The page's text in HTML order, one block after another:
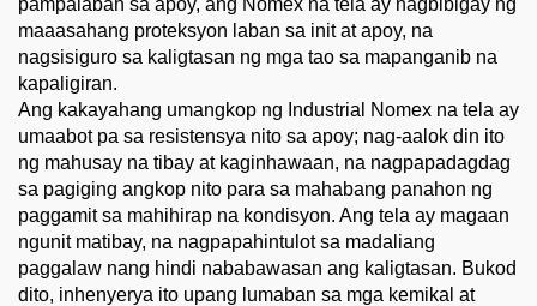
pampalaban sa apoy, ang Nomex na tela ay nagbibigay ng
maaasahang proteksyon laban sa init at apoy, na
nagsisiguro sa kaligtasan ng mga tao sa mapanganib na
kapaligiran.
Ang kakayahang umangkop ng Industrial Nomex na tela ay
umaabot pa sa resistensya nito sa apoy; nag-aalok din ito
ng mahusay na tibay at kaginhawaan, na nagpapadagdag
sa pagiging angkop nito para sa mahabang panahon ng
paggamit sa mahihirap na kondisyon. Ang tela ay magaan
ngunit matibay, na nagpapahintulot sa madaliang
paggalaw nang hindi nababawasan ang kaligtasan. Bukod
dito, inhenyerya ito upang lumaban sa mga kemikal at